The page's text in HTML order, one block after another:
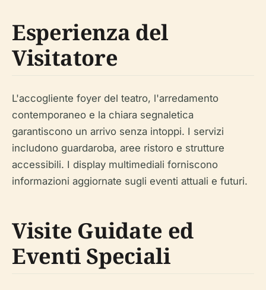
Esperienza del
Visitatore
L'accogliente foyer del teatro, l'arredamento
contemporaneo e la chiara segnaletica
garantiscono un arrivo senza intoppi. I servizi
includono guardaroba, aree ristoro e strutture
accessibili. I display multimediali forniscono
informazioni aggiornate sugli eventi attuali e futuri.
Visite Guidate ed
Eventi Speciali